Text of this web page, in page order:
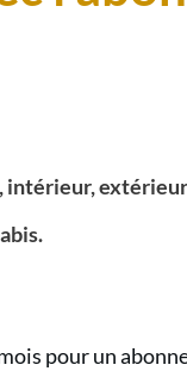
pour un